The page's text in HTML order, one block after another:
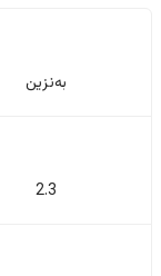
بەنزین
2.3